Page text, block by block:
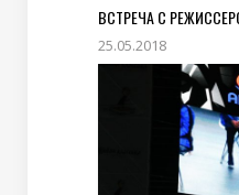
ВСТРЕЧА С
25.05.2018